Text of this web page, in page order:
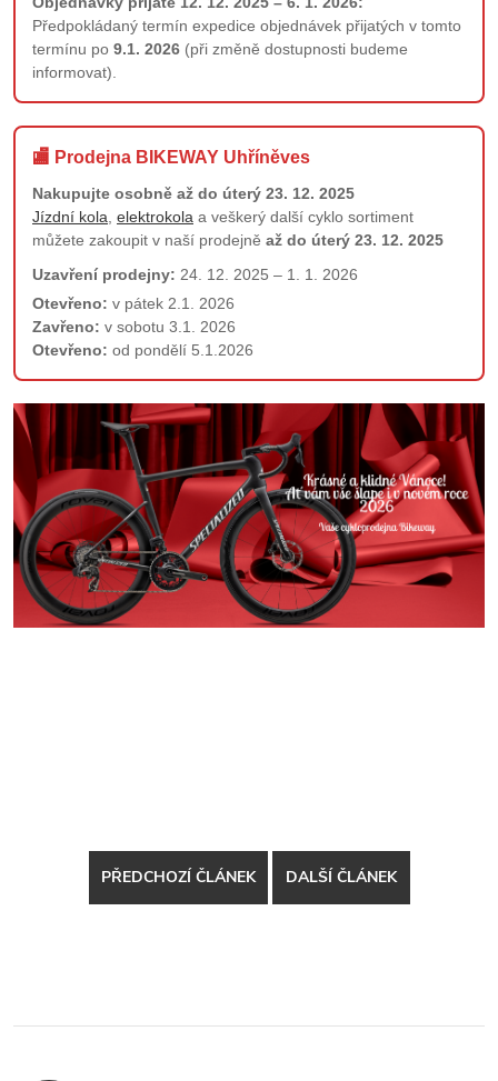
Předpokládaný termín expedice objednávek přijatých v tomto
termínu po 9.1. 2026 (při změně dostupnosti budeme
informovat).
🏬 Prodejna BIKEWAY Uhříněves
Nakupujte osobně až do úterý 23. 12. 2025
Jízdní kola elektrokola a veškerý další cyklo sortiment
můžete zakoupit v naší prodejně až do úterý 23. 12. 2025
Uzavření prodejny: 24. 12. 2025 – 1. 1. 2026
Otevřeno: v pátek 2.1. 2026
Zavřeno: v sobotu 3.1. 2026
Otevřeno: od pondělí 5.1.2026
PŘEDCHOZÍ ČLÁNEK DALŠÍ ČLÁNEK